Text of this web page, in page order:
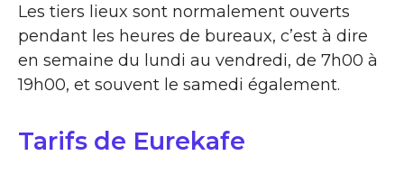
Les tiers lieux sont normalement ouverts
pendant les heures de bureaux, c’est à dire
en semaine du lundi au vendredi, de 7h00 à
19h00, et souvent le samedi également.
Tarifs de Eurekafe